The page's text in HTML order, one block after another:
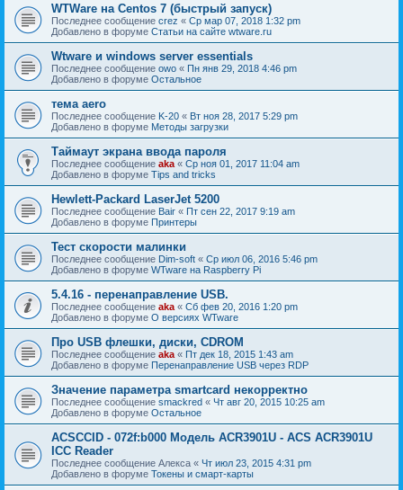
WTWare на Centos 7 (быстрый запуск)
Последнее сообщение crez « Ср мар 07, 2018 1:32 pm
Добавлено в форуме Статьи на сайте wtware.ru
Wtware и windows server essentials
Последнее сообщение owo « Пн янв 29, 2018 4:46 pm
Добавлено в форуме Остальное
тема aero
Последнее сообщение K-20 « Вт ноя 28, 2017 5:29 pm
Добавлено в форуме Методы загрузки
Таймаут экрана ввода пароля
Последнее сообщение aka « Ср ноя 01, 2017 11:04 am
Добавлено в форуме Tips and tricks
Hewlett-Packard LaserJet 5200
Последнее сообщение Bair « Пт сен 22, 2017 9:19 am
Добавлено в форуме Принтеры
Тест скорости малинки
Последнее сообщение Dim-soft « Ср июл 06, 2016 5:46 pm
Добавлено в форуме WTware на Raspberry Pi
5.4.16 - перенаправление USB.
Последнее сообщение aka « Сб фев 20, 2016 1:20 pm
Добавлено в форуме О версиях WTware
Про USB флешки, диски, CDROM
Последнее сообщение aka « Пт дек 18, 2015 1:43 am
Добавлено в форуме Перенаправление USB через RDP
Значение параметра smartcard некорректно
Последнее сообщение smackred « Чт авг 20, 2015 10:25 am
Добавлено в форуме Остальное
ACSCCID - 072f:b000 Модель ACR3901U - ACS ACR3901U
ICC Reader
Последнее сообщение Алекса « Чт июл 23, 2015 4:31 pm
Добавлено в форуме Токены и смарт-карты